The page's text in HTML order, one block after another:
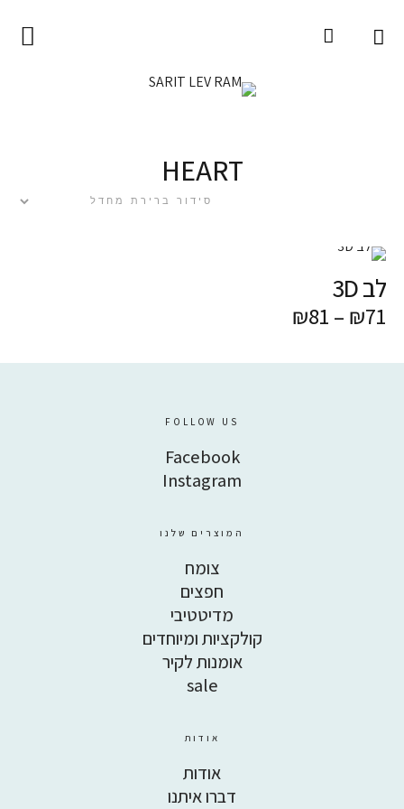
עמוד הבית
המוצרים
אומנות לקיר
דברו איתנו
Instagram
HEART
לב 3D
₪71
–
₪81
FOLLOW US
Facebook
Instagram
המוצרים שלנו
צומח
חפצים
מדיטטיבי
קולקציות ומיוחדים
אומנות לקיר
sale
אודות
אודות
דברו איתנו